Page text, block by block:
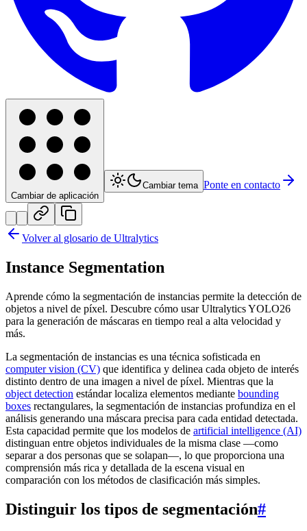
Cambiar de aplicación
Cambiar tema Ponte en contacto
Volver al glosario de Ultralytics
Instance Segmentation
Aprende cómo la segmentación de instancias permite la detección de
objetos a nivel de píxel. Descubre cómo usar Ultralytics YOLO26
para la generación de máscaras en tiempo real a alta velocidad y
más.
La segmentación de instancias es una técnica sofisticada en
computer vision (CV) que identifica y delinea cada objeto de interés
distinto dentro de una imagen a nivel de píxel. Mientras que la
object detection estándar localiza elementos mediante bounding
boxes rectangulares, la segmentación de instancias profundiza en el
análisis generando una máscara precisa para cada entidad detectada.
Esta capacidad permite que los modelos de artificial intelligence (AI)
distinguan entre objetos individuales de la misma clase —como
separar a dos personas que se solapan—, lo que proporciona una
comprensión más rica y detallada de la escena visual en
comparación con los métodos de clasificación más simples.
Distinguir los tipos de segmentación#